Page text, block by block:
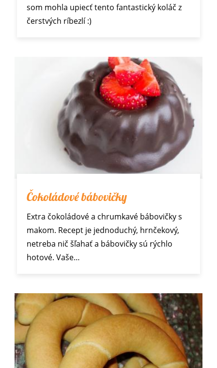
som mohla upiecť tento fantastický koláč z
čerstvých ríbezlí :)
Čokoládové bábovičky
Extra čokoládové a chrumkavé bábovičky s
makom. Recept je jednoduchý, hrnčekový,
netreba nič šľahať a bábovičky sú rýchlo
hotové. Vaše…